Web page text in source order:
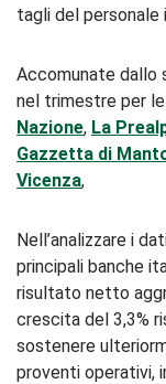
tagli del personale
Accomunate dallo
nel trimestre per le
Nazione, La
Gazzetta di
Vicenza,
Nell’analizzare i
principali banche
risultato netto
crescita del 3,3%
sostenere
proventi operativi,